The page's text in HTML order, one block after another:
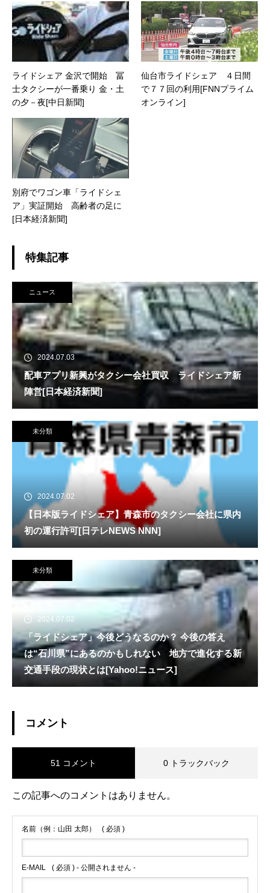
ライドシェア 金沢で開始 冨
士タクシーが一番乗り 金・土
の夕－夜[中日新聞]
仙台市ライドシェア ４日間
で７７回の利用[FNNプライム
オンライン]
別府でワゴン車「ライドシェ
ア」実証開始 高齢者の足に
[日本経済新聞]
特集記事
ニュース
2024.07.03
配車アプリ新興がタクシー会社買収 ライドシェア新
陣営[日本経済新聞]
未分類
2024.07.02
【日本版ライドシェア】青森市のタクシー会社に県内
初の運行許可[日テレNEWS NNN]
未分類
2024.07.02
「ライドシェア」今後どうなるのか？ 今後の答え
は“石川県”にあるのかもしれない 地方で進化する新
交通手段の現状とは[Yahoo!ニュース]
コメント
51 コメント 0 トラックバック
この記事へのコメントはありません。
名前（例：山田 太郎） ( 必須 )
E-MAIL ( 必須 ) - 公開されません -